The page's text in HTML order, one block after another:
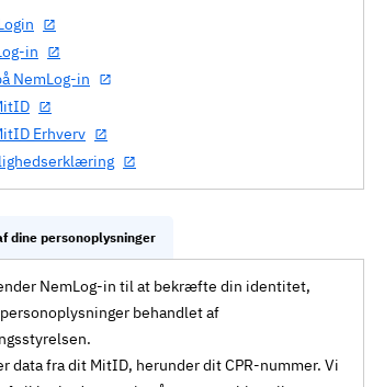
in
NemLog-in
Erhverv
dine personoplysninger
NemLog-in til at bekræfte din identitet,
behandlet af
data fra dit MitID, herunder dit CPR-nummer. Vi